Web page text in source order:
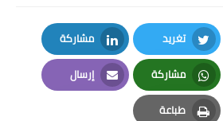
تغريد
Twitter
مشاركة
LinkedIn
مشاركة
Whatsapp
إرسال
Email
طباعة